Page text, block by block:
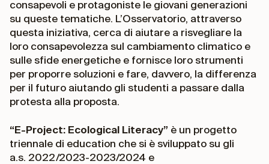
consapevoli e protagoniste le giovani generazioni
su queste tematiche. L’Osservatorio, attraverso
questa iniziativa, cerca di aiutare a risvegliare la
loro consapevolezza sul cambiamento climatico e
sulle sfide energetiche e fornisce loro strumenti
per proporre soluzioni e fare, davvero, la differenza
per il futuro aiutando gli studenti a passare dalla
protesta alla proposta.
“E-Project: Ecological Literacy” è un progetto
triennale di education che si è sviluppato su gli
a.s. 2022/2023-2023/2024 e